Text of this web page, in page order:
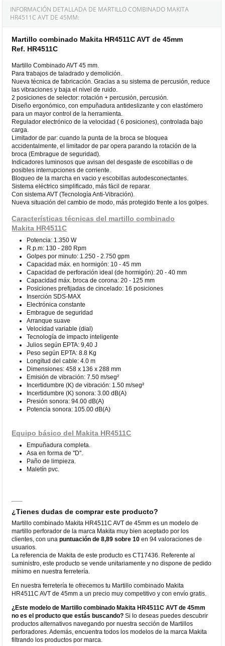
INFORMACIÓN DETALLADA DE MARTILLO COMBINADO MAKITA
HR4511C AVT DE 45MM:
Martillo combinado Makita HR4511C AVT de 45mm
Ref. HR4511C
Martillo Combinado AVT 45 mm.
Para trabajos de taladrado y demolición.
Nueva técnica de fabricación. Gracias a su sistema de percusión, reduce
las vibraciones y baja el nivel de ruido.
2 posiciones de selector: rotación + percusión, percusión.
Diseño ergonómico, con empuñadura antideslizante y con elastómero
para un mayor control de la herramienta.
Regulador electrónico de la velocidad ( 6 posiciones), controlada bajo
carga.
Limitador de par: cuando la punta de la broca se bloquea
accidentalmente, el limitador de par opera parando la rotación de la
broca (Embrague de seguridad).
Indicadores luminosos que avisan del desgaste de escobillas o de
posibles interrupciones de corriente.
Bloqueo de la marcha en vacio y escobillas autodesconectantes.
Sistema eléctrico simplificado, más fácil de reparar.
Con sistema AVT (Tecnología Anti-Vibración).
Nueva situación del cambio de modo, más protegido frente a los golpes.
Características técnicas del martillo combinado
Makita HR4511C
Potencia: 1.350 W
R.p.m: 130 - 280 Rpm
Golpes por minuto: 1.250 - 2.750 gpm
Capacidad máx. en hormigón: 10 - 45 mm
Capacidad de perforación ideal (de hormigón): 20 - 40 mm
Capacidad máx. broca de corona: 20 - 125 mm
Posiciones prefijadas de cincelado: 16 posiciones
Inserción SDS-MAX
Electrónica constante
Embrague de seguridad
Arranque suave
Velocidad variable (dial)
Tecnología de impacto inteligente
Julios según EPTA: 9,40 J
Peso según EPTA: 8.8 Kg
Longitud del cable: 4.0 m
Dimensiones: 458 x 136 x 288 mm
Emisión de vibración: 7.50 m/seg²
Incertidumbre (K) de vibración: 1.50 m/seg²
Incertidumbre (K) sonora: 3.00 dB(A)
Presión sonora: 94.00 dB(A)
Potencia sonora: 105.00 dB(A)
Equipo básico del Makita HR4511C
Empuñadura completa.
Asa en forma de ''D''.
Paño de limpieza.
Maletín pvc.
¿Tienes dudas de comprar este producto?
Martillo combinado Makita HR4511C AVT de 45mm es un modelo de
martillo perforador de la marca Makita muy bien aceptado por los
clientes, con unapuntuación de 8,89 sobre 10 en 94 valoraciones de
usuarios.
La referencia de Makita de este producto es CT17436. Referente al
suministro, este producto se vende unitariamente y no dispone de pedido
mínimo en nuestra ferretería.
En nuestra ferretería te ofrecemos tu Martillo combinado Makita
HR4511C AVT de 45mm a un precio muy competitivo y con envío gratis.
¿Este modelo de Martillo combinado Makita HR4511C AVT de 45mm
no es el producto que estás buscando? Si lo deseas puedes descubrir
productos alternativos navegando por nuestra sección de Martillos
perforadores. Además, encuentra todos los modelos de la marca Makita
filtrando los productos por marca.